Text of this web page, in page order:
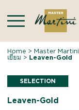
content
Home >Master Martini
เยี่ยม > Leaven-Gold
SELECTION
Leaven-Gold